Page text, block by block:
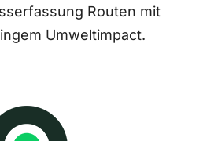
Routen mit
Umweltimpact.